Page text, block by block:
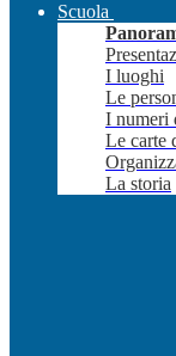
Scuola
I luoghi
Le
I numeri
Le carte
La storia